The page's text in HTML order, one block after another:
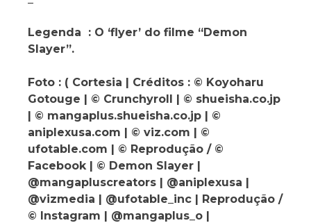
Legenda : O ‘flyer’ do filme “Demon
Slayer”.
Foto : ( Cortesia | Créditos : © Koyoharu
Gotouge | © Crunchyroll | © shueisha.co.jp
| © mangaplus.shueisha.co.jp | ©
aniplexusa.com | © viz.com | ©
ufotable.com | © Reprodução / ©
Facebook | © Demon Slayer |
@mangapluscreators | @aniplexusa |
@vizmedia | @ufotable_inc | Reprodução /
© Instagram | @mangaplus_o |